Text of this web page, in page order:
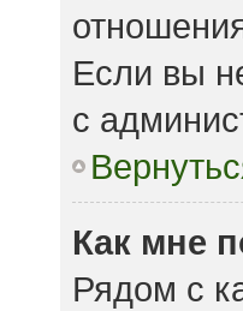
Если вы
с
Как мне
Рядом с